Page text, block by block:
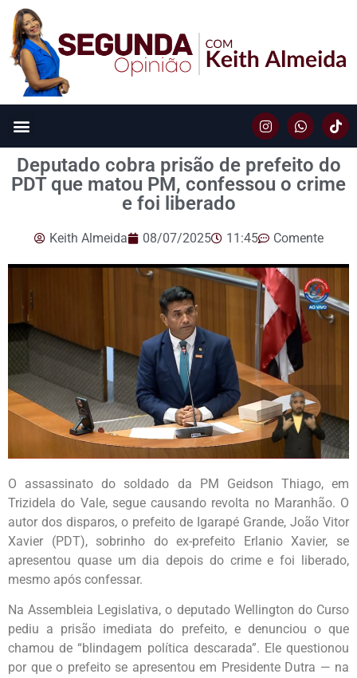
Deputado cobra prisão de prefeito do
PDT que matou PM, confessou o crime
e foi liberado
Keith Almeida 08/07/2025 11:45 Comente
O assassinato do soldado da PM Geidson Thiago, em
Trizidela do Vale, segue causando revolta no Maranhão. O
autor dos disparos, o prefeito de Igarapé Grande, João Vitor
Xavier (PDT), sobrinho do ex-prefeito Erlanio Xavier, se
apresentou quase um dia depois do crime e foi liberado,
mesmo após confessar.
Na Assembleia Legislativa, o deputado Wellington do Curso
pediu a prisão imediata do prefeito, e denunciou o que
chamou de “blindagem política descarada”. Ele questionou
por que o prefeito se apresentou em Presidente Dutra — na